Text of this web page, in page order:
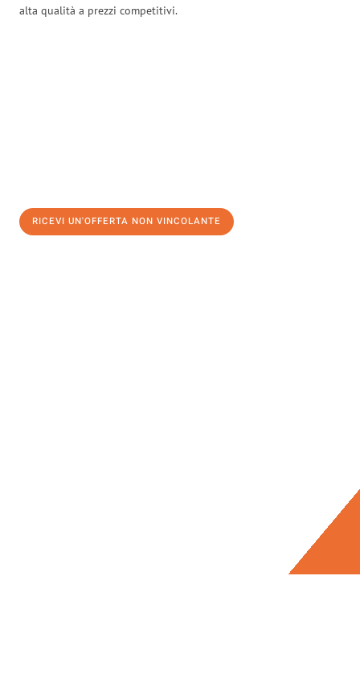
alta qualità a prezzi competitivi.
RICEVI UN'OFFERTA NON VINCOLANTE